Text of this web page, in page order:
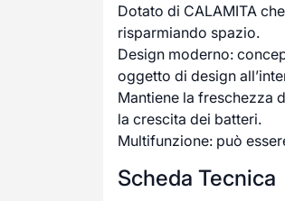
Dotato di CALAMITA
risparmiando spazio.
Design moderno:
oggetto di design
Mantiene la freschezza
la crescita dei batteri.
Multifunzione: può
Scheda Tecnica